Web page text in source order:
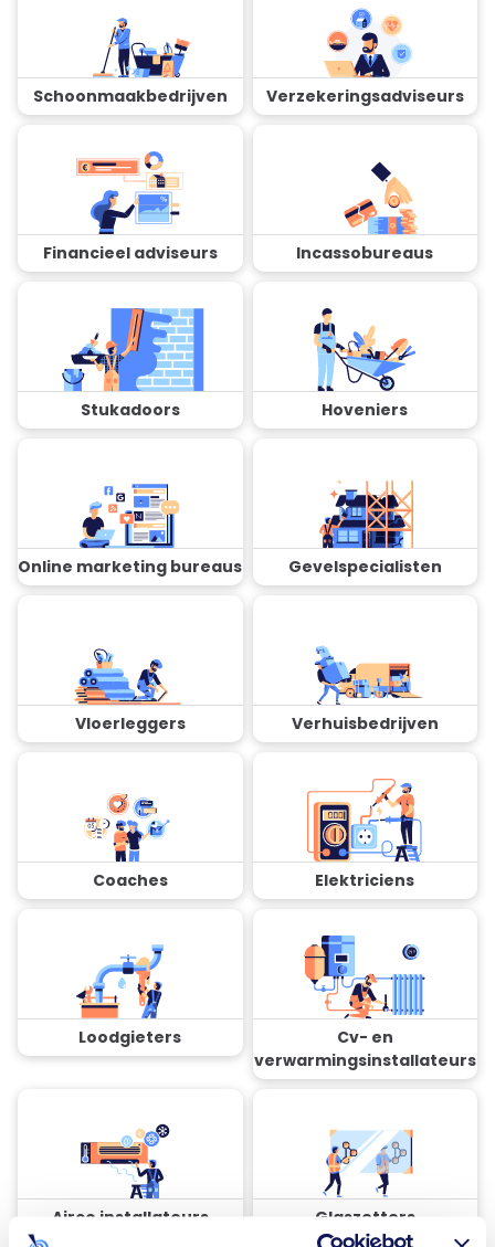
Schoonmaakbedrijven Verzekeringsadviseurs
Financieel adviseurs Incassobureaus
Stukadoors Hoveniers
Online marketing bureaus Gevelspecialisten
Vloerleggers Verhuisbedrijven
Coaches Elektriciens
Loodgieters
Cv- en
verwarmingsinstallateurs
Airco installateurs Glaszetters